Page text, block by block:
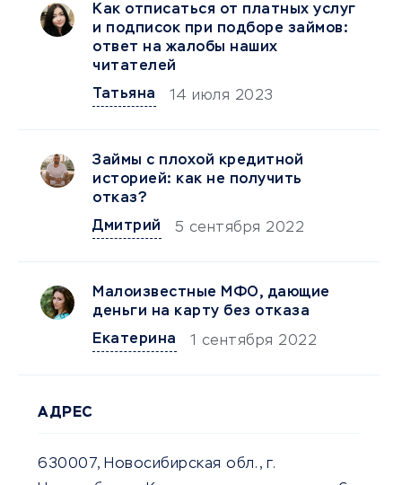
Как отписаться от платных услуг
и подписок при подборе займов:
ответ на жалобы наших
читателей
Татьяна
14 июля 2023
Займы с плохой кредитной
историей: как не получить
отказ?
Дмитрий
5 сентября 2022
Малоизвестные МФО, дающие
деньги на карту без отказа
Екатерина
1 сентября 2022
АДРЕС
630007, Новосибирская обл., г.